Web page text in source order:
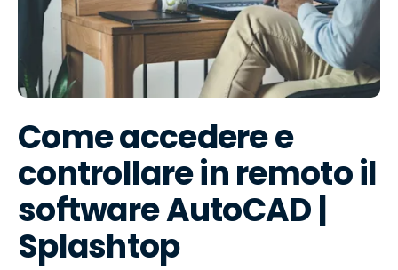
Come accedere e
controllare in remoto il
software AutoCAD |
Splashtop